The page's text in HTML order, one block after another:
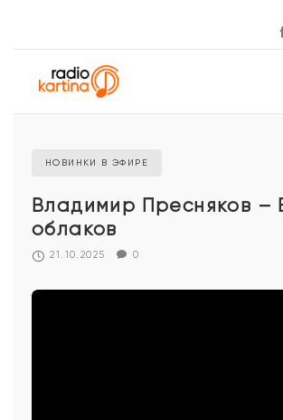
НОВИНКИ В ЭФИРЕ
Владимир Пресняков –
облаков
21.10.2025 0